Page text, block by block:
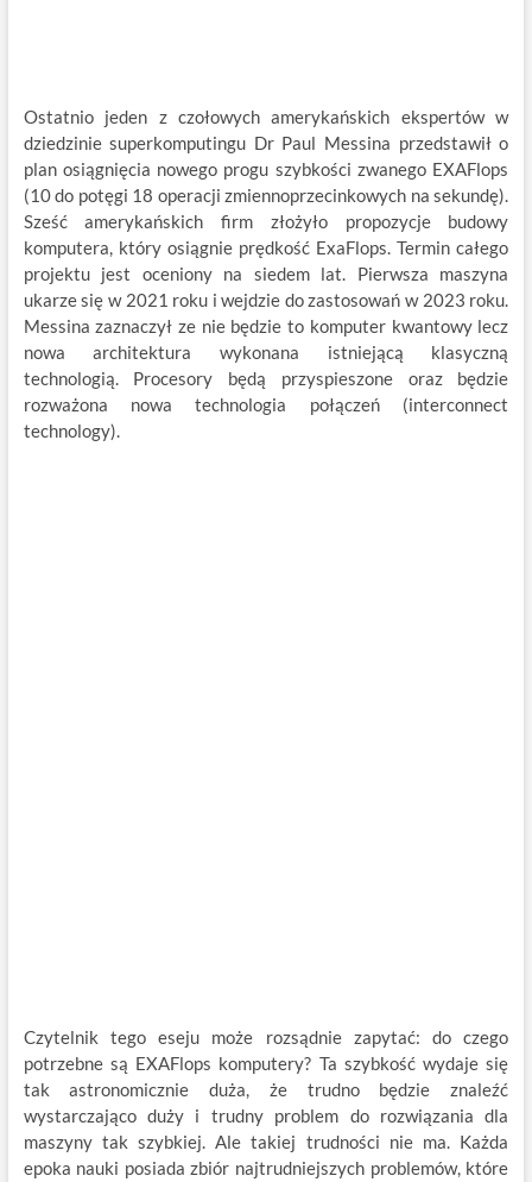
Ostatnio jeden z czołowych amerykańskich ekspertów w
dziedzinie superkomputingu Dr Paul Messina przedstawił o
plan osiągnięcia nowego progu szybkości zwanego EXAFlops
(10 do potęgi 18 operacji zmiennoprzecinkowych na sekundę).
Sześć amerykańskich firm złożyło propozycje budowy
komputera, który osiągnie prędkość ExaFlops. Termin całego
projektu jest oceniony na siedem lat. Pierwsza maszyna
ukarze się w 2021 roku i wejdzie do zastosowań w 2023 roku.
Messina zaznaczył ze nie będzie to komputer kwantowy lecz
nowa architektura wykonana istniejącą klasyczną
technologią. Procesory będą przyspieszone oraz będzie
rozważona nowa technologia połączeń (interconnect
technology).
Czytelnik tego eseju może rozsądnie zapytać: do czego
potrzebne są EXAFlops komputery? Ta szybkość wydaje się
tak astronomicznie duża, że trudno będzie znaleźć
wystarczająco duży i trudny problem do rozwiązania dla
maszyny tak szybkiej. Ale takiej trudności nie ma. Każda
epoka nauki posiada zbiór najtrudniejszych problemów, które